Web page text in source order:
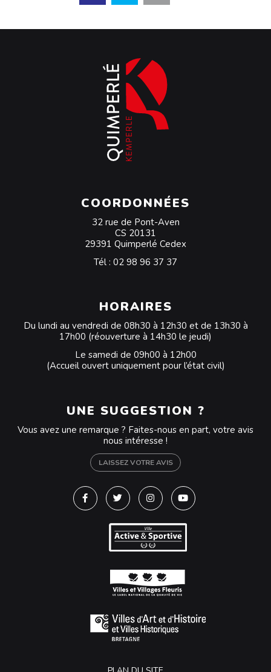
COORDONNÉES
32 rue de Pont-Aven
CS 20131
29391 Quimperlé Cedex
Tél : 02 98 96 37 37
HORAIRES
Du lundi au vendredi de 08h30 à 12h30 et de 13h30 à
17h00 (réouverture à 14h30 le jeudi)
Le samedi de 09h00 à 12h00
(Accueil ouvert uniquement pour l’état civil)
UNE SUGGESTION ?
Vous avez une remarque ? Faites-nous en part, votre avis
nous intéresse !
LAISSEZ VOTRE AVIS
Lien vers le compte Facebook
Lien vers le compte Twitter
Lien vers le compte
Lien vers la chaîne